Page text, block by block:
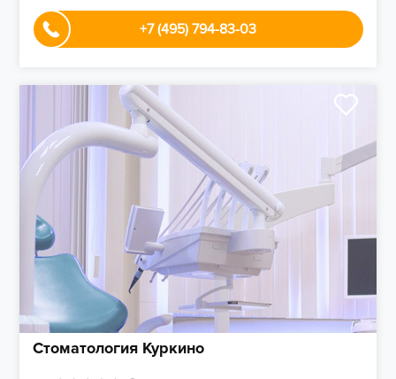
+7 (495) 794-83-03
Стоматология Куркино